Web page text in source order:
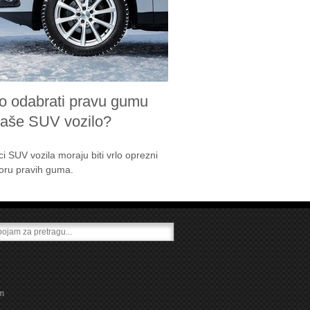
odabrati pravu gumu
SUV vozilo?
SUV vozila moraju biti vrlo oprezni
pravih guma.